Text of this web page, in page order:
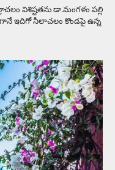
విశిష్ట‌తను డా.మంగ‌ళం ప‌ల్లి
ఇదిగో నీలాచ‌లం కొండ‌పై ఉన్న